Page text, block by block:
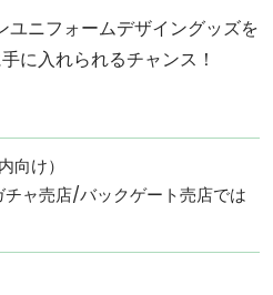
ニフォームデザイングッズを
に入れられるチャンス！
向け）
ャ売店/バックゲート売店では